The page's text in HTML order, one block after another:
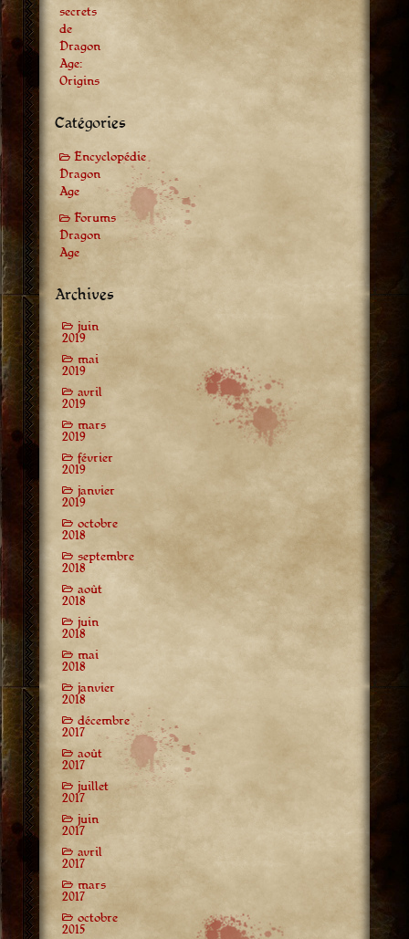
secrets
de
Dragon
Age:
Origins
Catégories
Encyclopédie
Dragon
Age
Forums
Dragon
Age
Archives
juin
2019
mai
2019
avril
2019
mars
2019
février
2019
janvier
2019
octobre
2018
septembre
2018
août
2018
juin
2018
mai
2018
janvier
2018
décembre
2017
août
2017
juillet
2017
juin
2017
avril
2017
mars
2017
octobre
2015